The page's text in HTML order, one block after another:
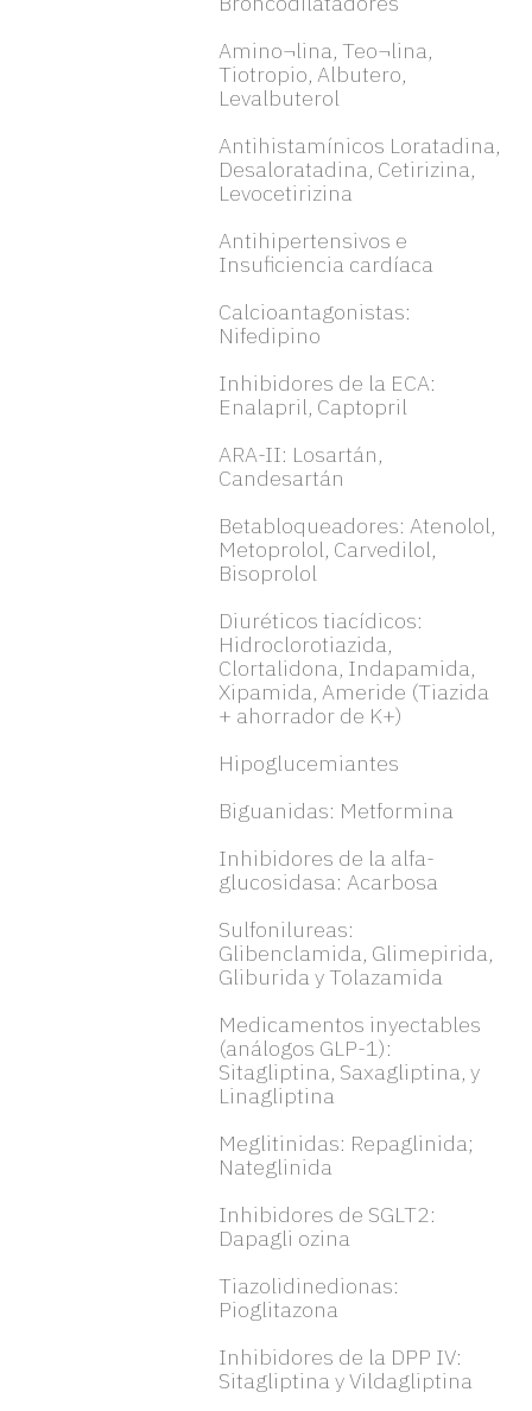
Amino¬lina, Teo¬lina,
Tiotropio, Albutero,
Levalbuterol
Antihistamínicos Loratadina,
Desaloratadina, Cetirizina,
Levocetirizina
Antihipertensivos e
Insuficiencia cardíaca
Calcioantagonistas:
Nifedipino
Inhibidores de la ECA:
Enalapril, Captopril
ARA-II: Losartán,
Candesartán
Betabloqueadores: Atenolol,
Metoprolol, Carvedilol,
Bisoprolol
Diuréticos tiacídicos:
Hidroclorotiazida,
Clortalidona, Indapamida,
Xipamida, Ameride (Tiazida
+ ahorrador de K+)
Hipoglucemiantes
Biguanidas: Metformina
Inhibidores de la alfa-
glucosidasa: Acarbosa
Sulfonilureas:
Glibenclamida, Glimepirida,
Gliburida y Tolazamida
Medicamentos inyectables
(análogos GLP-1):
Sitagliptina, Saxagliptina, y
Linagliptina
Meglitinidas: Repaglinida;
Nateglinida
Inhibidores de SGLT2:
Dapagli ozina
Tiazolidinedionas:
Pioglitazona
Inhibidores de la DPP IV:
Sitagliptina y Vildagliptina